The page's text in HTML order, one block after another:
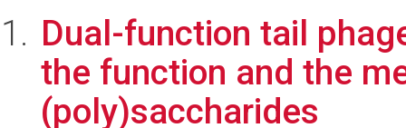
Dual-function tail
the function and the
(poly)saccharides